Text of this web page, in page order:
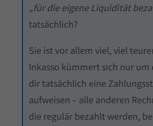
„für die eigene Liquidität
tatsächlich?
Sie ist vor allem viel, viel
Inkasso kümmert sich nur um
dir tatsächlich eine
aufweisen – alle anderen
die regulär bezahlt werden,